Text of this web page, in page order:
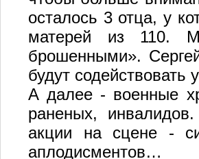
осталось 3 отца, у
матерей из 110.
брошенными».
будут
А далее - военные
раненых,
акции на сцене -
аплодисментов…